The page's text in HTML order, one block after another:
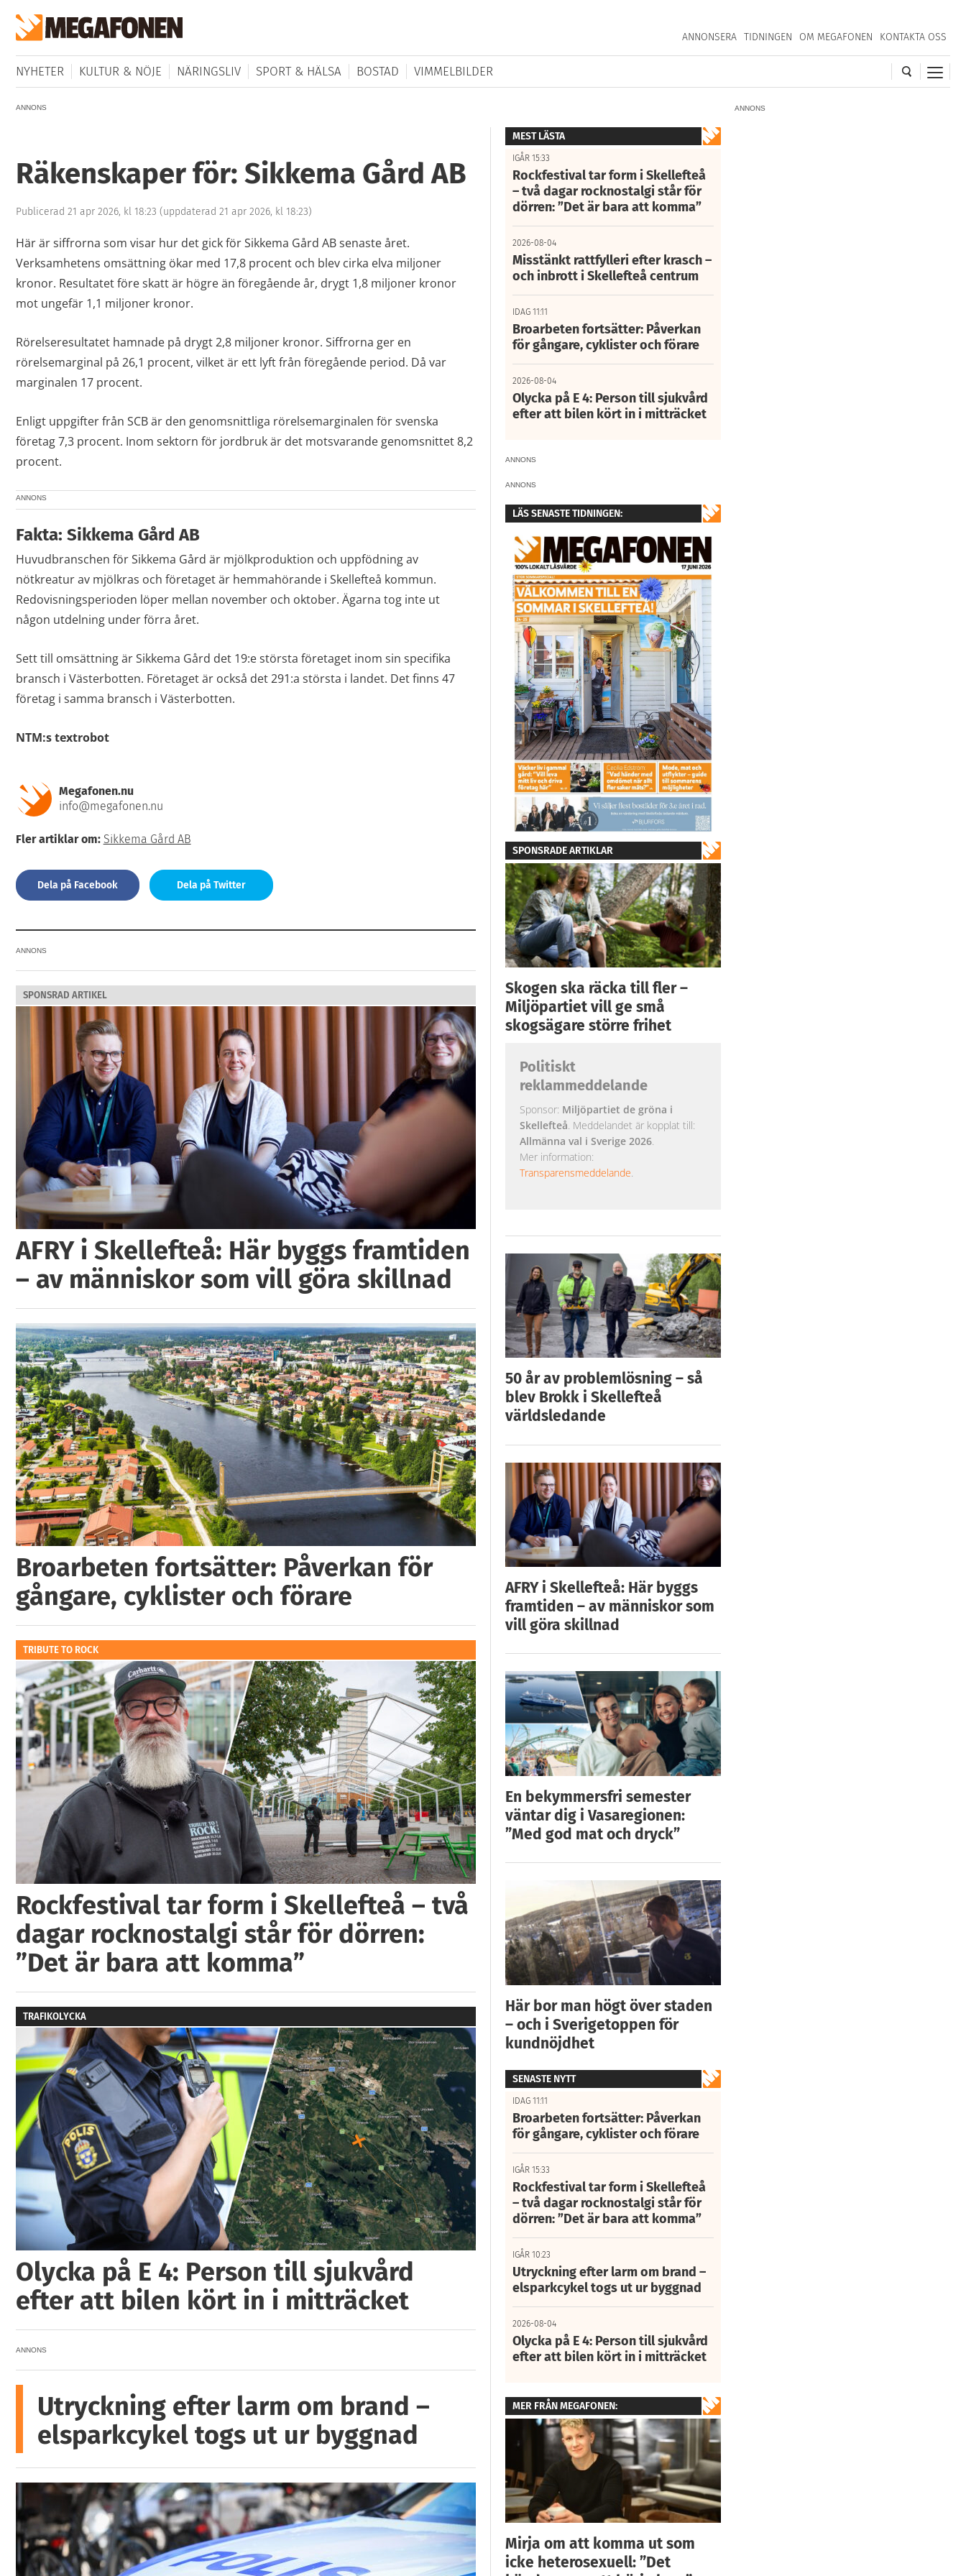
ANNONSERA TIDNINGEN OM MEGAFONEN KONTAKTA OSS
NYHETER KULTUR & NÖJE NÄRINGSLIV SPORT & HÄLSA BOSTAD VIMMELBILDER
ANNONS
ANNONS
Räkenskaper för: Sikkema Gård AB
Publicerad 21 apr 2026, kl 18:23 (uppdaterad 21 apr 2026, kl 18:23)
Här är siffrorna som visar hur det gick för Sikkema Gård AB senaste året.
Verksamhetens omsättning ökar med 17,8 procent och blev cirka elva miljoner
kronor. Resultatet före skatt är högre än föregående år, drygt 1,8 miljoner kronor
mot ungefär 1,1 miljoner kronor.
Rörelseresultatet hamnade på drygt 2,8 miljoner kronor. Siffrorna ger en
rörelsemarginal på 26,1 procent, vilket är ett lyft från föregående period. Då var
marginalen 17 procent.
Enligt uppgifter från SCB är den genomsnittliga rörelsemarginalen för svenska
företag 7,3 procent. Inom sektorn för jordbruk är det motsvarande genomsnittet 8,2
procent.
ANNONS
Fakta: Sikkema Gård AB
Huvudbranschen för Sikkema Gård är mjölkproduktion och uppfödning av
nötkreatur av mjölkras och företaget är hemmahörande i Skellefteå kommun.
Redovisningsperioden löper mellan november och oktober. Ägarna tog inte ut
någon utdelning under förra året.
Sett till omsättning är Sikkema Gård det 19:e största företaget inom sin specifika
bransch i Västerbotten. Företaget är också det 291:a största i landet. Det finns 47
företag i samma bransch i Västerbotten.
NTM:s textrobot
Megafonen.nu
info@megafonen.nu
Fler artiklar om: Sikkema Gård AB
Dela på Facebook Dela på Twitter
ANNONS
SPONSRAD ARTIKEL
AFRY i Skellefteå: Här byggs framtiden
– av människor som vill göra skillnad
Broarbeten fortsätter: Påverkan för
gångare, cyklister och förare
TRIBUTE TO ROCK
Rockfestival tar form i Skellefteå – två
dagar rocknostalgi står för dörren:
”Det är bara att komma”
TRAFIKOLYCKA
Olycka på E 4: Person till sjukvård
efter att bilen kört in i mitträcket
ANNONS
Utryckning efter larm om brand –
elsparkcykel togs ut ur byggnad
MEST LÄSTA
IGÅR 15:33
Rockfestival tar form i Skellefteå
– två dagar rocknostalgi står för
dörren: ”Det är bara att komma”
2026-08-04
Misstänkt rattfylleri efter krasch –
och inbrott i Skellefteå centrum
IDAG 11:11
Broarbeten fortsätter: Påverkan
för gångare, cyklister och förare
2026-08-04
Olycka på E 4: Person till sjukvård
efter att bilen kört in i mitträcket
ANNONS
ANNONS
LÄS SENASTE TIDNINGEN:
SPONSRADE ARTIKLAR
Skogen ska räcka till fler –
Miljöpartiet vill ge små
skogsägare större frihet
Politiskt
reklammeddelande
Sponsor: Miljöpartiet de gröna i
Skellefteå. Meddelandet är kopplat till:
Allmänna val i Sverige 2026.
Mer information:
Transparensmeddelande.
50 år av problemlösning – så
blev Brokk i Skellefteå
världsledande
AFRY i Skellefteå: Här byggs
framtiden – av människor som
vill göra skillnad
En bekymmersfri semester
väntar dig i Vasaregionen:
”Med god mat och dryck”
Här bor man högt över staden
– och i Sverigetoppen för
kundnöjdhet
SENASTE NYTT
IDAG 11:11
Broarbeten fortsätter: Påverkan
för gångare, cyklister och förare
IGÅR 15:33
Rockfestival tar form i Skellefteå
– två dagar rocknostalgi står för
dörren: ”Det är bara att komma”
IGÅR 10:23
Utryckning efter larm om brand –
elsparkcykel togs ut ur byggnad
2026-08-04
Olycka på E 4: Person till sjukvård
efter att bilen kört in i mitträcket
MER FRÅN MEGAFONEN:
Mirja om att komma ut som
icke heterosexuell: ”Det